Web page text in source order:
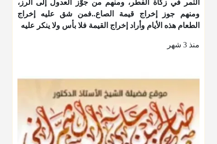
التمر في زكاة الفطر، ومنهم من جوّز العدول إلى الرز،
ومنهم جوز إخراج قيمة الصاع..فمن شق عليه إخراج
الطعام هذه الأيام وأراد إخراج القيمة فلا بأس ولا ينكر عليه
منذ 3 شهر